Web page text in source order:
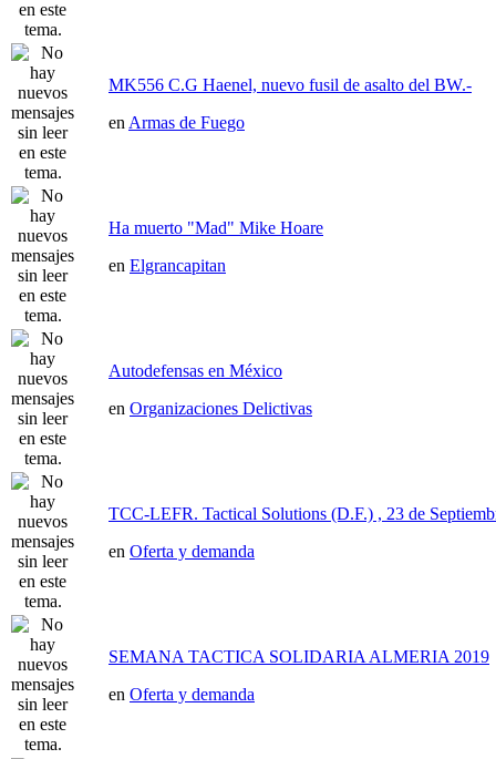
MK556 C.G Haenel, nuevo fusil de asalto del BW.-
en Armas de Fuego
Ha muerto "Mad" Mike Hoare
en Elgrancapitan
Autodefensas en México
en Organizaciones Delictivas
TCC-LEFR. Tactical Solutions (D.F.) , 23 de
en Oferta y demanda
SEMANA TACTICA SOLIDARIA ALMERIA 2019
en Oferta y demanda